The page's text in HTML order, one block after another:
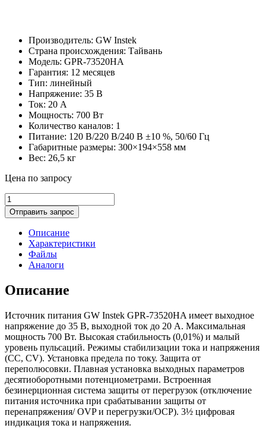
Производитель: GW Instek
Страна происхождения: Тайвань
Модель: GPR-73520HA
Гарантия: 12 месяцев
Тип: линейный
Напряжение: 35 В
Ток: 20 А
Мощность: 700 Вт
Количество каналов: 1
Питание: 120 В/220 В/240 В ±10 %, 50/60 Гц
Габаритные размеры: 300×194×558 мм
Вес: 26,5 кг
Цена по запросу
GPR-
73520HA
источник
питания
количество
Отправить запрос
Описание
Характеристики
Файлы
Аналоги
Описание
Источник питания GW Instek GPR-73520HA имеет выходное
напряжение до 35 В, выходной ток до 20 А. Максимальная
мощность 700 Вт. Высокая стабильность (0,01%) и малый
уровень пульсаций. Режимы стабилизации тока и напряжения
(СС, CV). Установка предела по току. Защита от
переполюсовки. Плавная установка выходных параметров
десятиоборотными потенциометрами. Встроенная
безинерционная система защиты от перегрузок (отключение
питания источника при срабатывании защиты от
перенапряжения/ OVP и перегрузки/OCP). 3½ цифровая
индикация тока и напряжения.